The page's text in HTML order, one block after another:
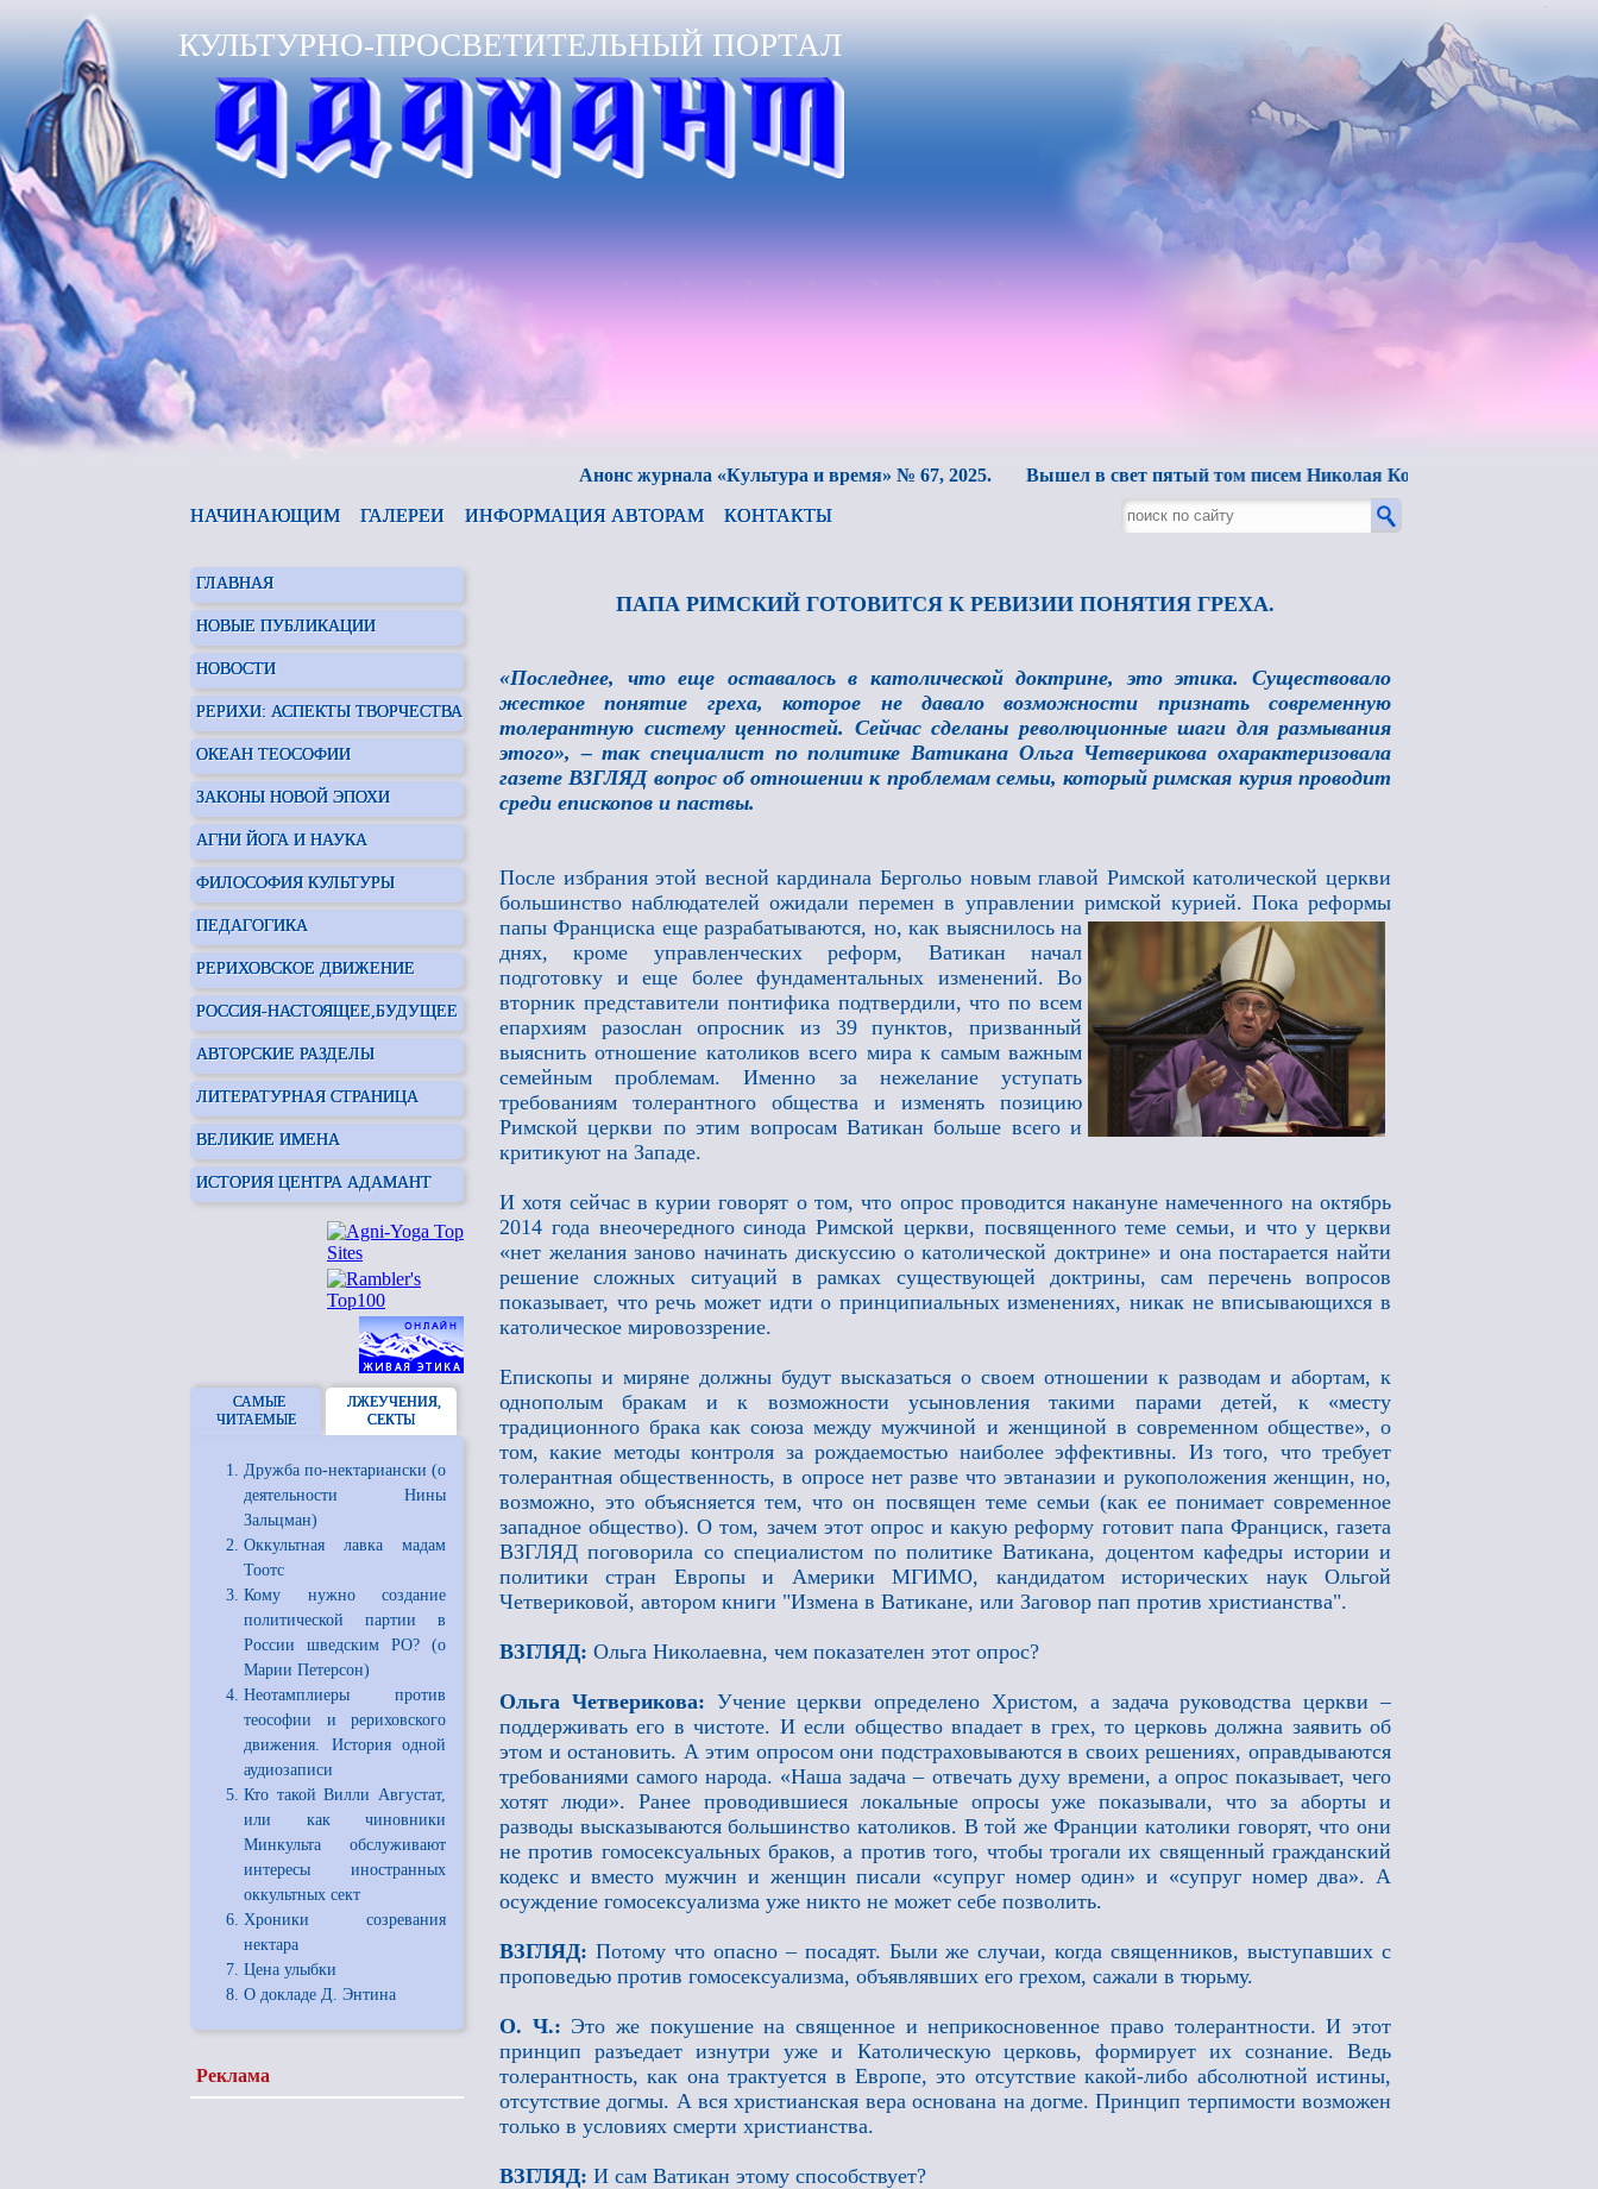
КУЛЬТУРНО-ПРОСВЕТИТЕЛЬНЫЙ ПОРТАЛ
Анонс журнала «Культура и время» № 67, 2025. Вышел в свет пятый том писем Николая Константиновича Рериха.
НАЧИНАЮЩИМ ГАЛЕРЕИ ИНФОРМАЦИЯ АВТОРАМ КОНТАКТЫ
ГЛАВНАЯ
НОВЫЕ ПУБЛИКАЦИИ
НОВОСТИ
РЕРИХИ: АСПЕКТЫ ТВОРЧЕСТВА
ОКЕАН ТЕОСОФИИ
ЗАКОНЫ НОВОЙ ЭПОХИ
АГНИ ЙОГА И НАУКА
ФИЛОСОФИЯ КУЛЬТУРЫ
ПЕДАГОГИКА
РЕРИХОВСКОЕ ДВИЖЕНИЕ
РОССИЯ-НАСТОЯЩЕЕ,БУДУЩЕЕ
АВТОРСКИЕ РАЗДЕЛЫ
ЛИТЕРАТУРНАЯ СТРАНИЦА
ВЕЛИКИЕ ИМЕНА
ИСТОРИЯ ЦЕНТРА АДАМАНТ
САМЫЕ
ЧИТАЕМЫЕ
ЛЖЕУЧЕНИЯ,
СЕКТЫ
Дружба по-нектариански (о
деятельности Нины
Зальцман)
Оккультная лавка мадам
Тоотс
Кому нужно создание
политической партии в
России шведским РО? (о
Марии Петерсон)
Неотамплиеры против
теософии и рериховского
движения. История одной
аудиозаписи
Кто такой Вилли Августат,
или как чиновники
Минкульта обслуживают
интересы иностранных
оккультных сект
Хроники созревания
нектара
Цена улыбки
О докладе Д. Энтина
Реклама
ПАПА РИМСКИЙ ГОТОВИТСЯ К РЕВИЗИИ ПОНЯТИЯ ГРЕХА.
«Последнее, что еще оставалось в католической доктрине, это этика. Существовало
жесткое понятие греха, которое не давало возможности признать современную
толерантную систему ценностей. Сейчас сделаны революционные шаги для размывания
этого», – так специалист по политике Ватикана Ольга Четверикова охарактеризовала
газете ВЗГЛЯД вопрос об отношении к проблемам семьи, который римская курия проводит
среди епископов и паствы.
После избрания этой весной кардинала Бергольо новым главой Римской католической церкви
большинство наблюдателей ожидали перемен в управлении римской курией. Пока реформы
папыФранциска еще разрабатываются, но, как выяснилось на
днях, кроме управленческих реформ, Ватикан начал
подготовку и еще более фундаментальных изменений. Во
вторник представители понтифика подтвердили, что по всем
епархиям разослан опросник из 39 пунктов, призванный
выяснить отношение католиков всего мира к самым важным
семейным проблемам. Именно за нежелание уступать
требованиям толерантного общества и изменять позицию
Римской церкви по этим вопросам Ватикан больше всего и
критикуют на Западе.
И хотя сейчас в курии говорят о том, что опрос проводится накануне намеченного на октябрь
2014 года внеочередного синода Римской церкви, посвященного теме семьи, и что у церкви
«нет желания заново начинать дискуссию о католической доктрине» и она постарается найти
решение сложных ситуаций в рамках существующей доктрины, сам перечень вопросов
показывает, что речь может идти о принципиальных изменениях, никак не вписывающихся в
католическое мировоззрение.
Епископы и миряне должны будут высказаться о своем отношении к разводам и абортам, к
однополым бракам и к возможности усыновления такими парами детей, к «месту
традиционного брака как союза между мужчиной и женщиной в современном обществе», о
том, какие методы контроля за рождаемостью наиболее эффективны. Из того, что требует
толерантная общественность, в опросе нет разве что эвтаназии и рукоположения женщин, но,
возможно, это объясняется тем, что он посвящен теме семьи (как ее понимает современное
западное общество). О том, зачем этот опрос и какую реформу готовит папа Франциск, газета
ВЗГЛЯД поговорила со специалистом по политике Ватикана, доцентом кафедры истории и
политики стран Европы и Америки МГИМО, кандидатом исторических наук Ольгой
Четвериковой, автором книги "Измена в Ватикане, или Заговор пап против христианства".
ВЗГЛЯД: Ольга Николаевна, чем показателен этот опрос?
Ольга Четверикова: Учение церкви определено Христом, а задача руководства церкви –
поддерживать его в чистоте. И если общество впадает в грех, то церковь должна заявить об
этом и остановить. А этим опросом они подстраховываются в своих решениях, оправдываются
требованиями самого народа. «Наша задача – отвечать духу времени, а опрос показывает, чего
хотят люди». Ранее проводившиеся локальные опросы уже показывали, что за аборты и
разводы высказываются большинство католиков. В той же Франции католики говорят, что они
не против гомосексуальных браков, а против того, чтобы трогали их священный гражданский
кодекс и вместо мужчин и женщин писали «супруг номер один» и «супруг номер два». А
осуждение гомосексуализма уже никто не может себе позволить.
ВЗГЛЯД: Потому что опасно – посадят. Были же случаи, когда священников, выступавших с
проповедью против гомосексуализма, объявлявших его грехом, сажали в тюрьму.
О. Ч.: Это же покушение на священное и неприкосновенное право толерантности. И этот
принцип разъедает изнутри уже и Католическую церковь, формирует их сознание. Ведь
толерантность, как она трактуется в Европе, это отсутствие какой-либо абсолютной истины,
отсутствие догмы. А вся христианская вера основана на догме. Принцип терпимости возможен
только в условиях смерти христианства.
ВЗГЛЯД: И сам Ватикан этому способствует?